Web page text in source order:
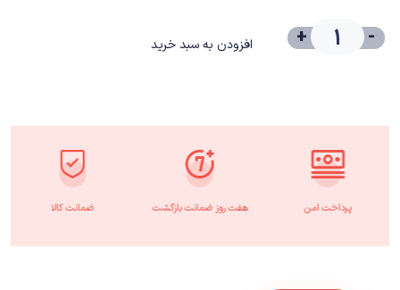
-
+ افزودن به سبد خرید
پرداخت امن هفت روز ضمانت بازگشت ضمانت کالا